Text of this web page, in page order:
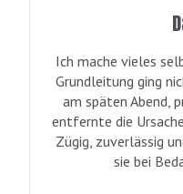
Ich mache vieles
Grundleitung ging
am späten Abend,
entfernte die
Zügig, zuverlässig
sie bei